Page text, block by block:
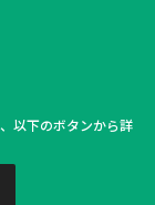
以下のボタンから詳